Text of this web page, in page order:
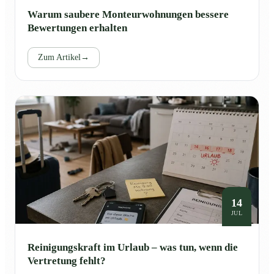
Warum saubere Monteurwohnungen bessere
Bewertungen erhalten
Zum Artikel→
14
JUL
Reinigungskraft im Urlaub – was tun, wenn die
Vertretung fehlt?